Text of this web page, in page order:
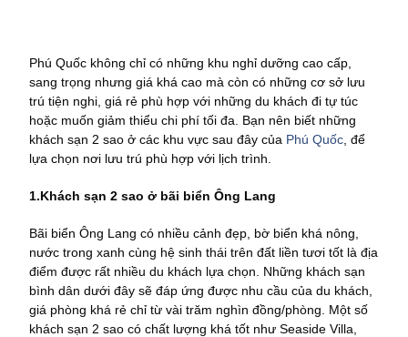
Phú Quốc không chỉ có những khu nghỉ dưỡng cao cấp,
sang trọng nhưng giá khá cao mà còn có những cơ sở lưu
trú tiện nghi, giá rẻ phù hợp với những du khách đi tự túc
hoặc muốn giảm thiểu chi phí tối đa. Bạn nên biết những
khách sạn 2 sao ở các khu vực sau đây của Phú Quốc , để
lựa chọn nơi lưu trú phù hợp với lịch trình.
1.Khách sạn 2 sao ở bãi biển Ông Lang
Bãi biển Ông Lang có nhiều cảnh đẹp, bờ biển khá nông,
nước trong xanh cùng hệ sinh thái trên đất liền tươi tốt là địa
điểm được rất nhiều du khách lựa chọn. Những khách sạn
bình dân dưới đây sẽ đáp ứng được nhu cầu của du khách,
giá phòng khá rẻ chỉ từ vài trăm nghìn đồng/phòng. Một số
khách sạn 2 sao có chất lượng khá tốt như Seaside Villa,